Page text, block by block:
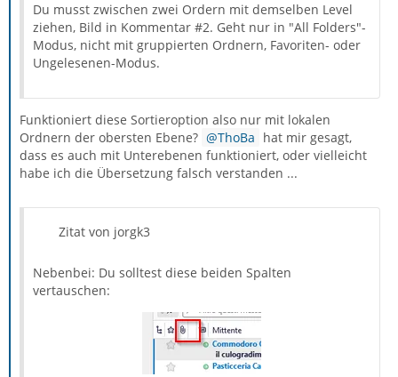
Du musst zwischen zwei Ordern mit demselben Level
ziehen, Bild in Kommentar #2. Geht nur in "All Folders"-
Modus, nicht mit gruppierten Ordnern, Favoriten- oder
Ungelesenen-Modus.
Funktioniert diese Sortieroption also nur mit lokalen
Ordnern der obersten Ebene?
ThoBa hat mir gesagt,
dass es auch mit Unterebenen funktioniert, oder vielleicht
habe ich die Übersetzung falsch verstanden ...
Zitat von jorgk3
Nebenbei: Du solltest diese beiden Spalten
vertauschen: